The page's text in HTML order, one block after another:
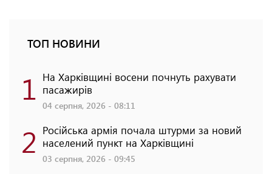
ТОП НОВИНИ
1 На Харківщині восени почнуть рахувати
пасажирів
04 серпня, 2026 - 08:11
2 Російська армія почала штурми за новий
населений пункт на Харківщині
03 серпня, 2026 - 09:45